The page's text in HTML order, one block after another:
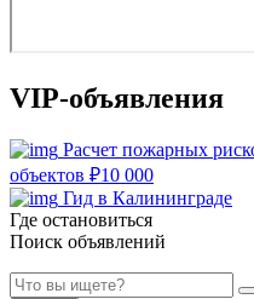
VIP-объявления
Расчет пожарных
объектов ₽10 000
Гид в Калининграде
Где остановиться
Поиск объявлений